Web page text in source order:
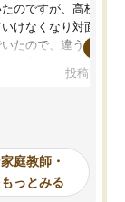
たのですが、高校に入
けなくなり対面の塾
いたので、違うアプロ
、当初は模試でD判定
室が毎日使えていつ
のが心強かったよう
です。
投稿日：
庭教師・
っとみる